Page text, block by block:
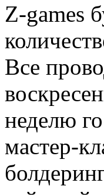
Z-games
Все
неделю
мастер-